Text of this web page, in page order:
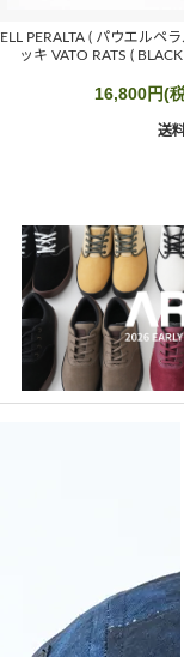
PERALTA ( パウエルペ
ッキ VATO RATS (
16,800円(
送